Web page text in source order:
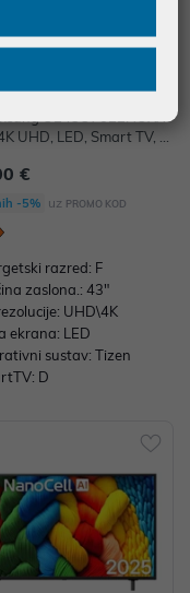
UHD, LED, Smart TV, U
€
-5% uz PROMO KOD
razred: F
zaslona.: 43"
UHD\4K
ekrana: LED
sustav: Tizen
D